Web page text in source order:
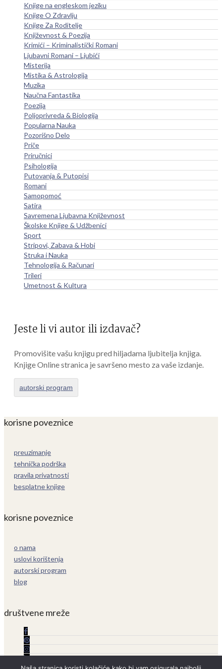
Knjige na engleskom jeziku
Knjige O Zdravlju
Knjige Za Roditelje
Književnost & Poezija
Krimići – Kriminalistički Romani
Ljubavni Romani – Ljubići
Misterija
Mistika & Astrologija
Muzika
Naučna Fantastika
Poezija
Poljoprivreda & Biologija
Popularna Nauka
Pozorišno Delo
Priče
Priručnici
Psihologija
Putovanja & Putopisi
Romani
Samopomoć
Satira
Savremena Ljubavna Književnost
Školske Knjige & Udžbenici
Sport
Stripovi, Zabava & Hobi
Struka i Nauka
Tehnologija & Računari
Trileri
Umetnost & Kultura
Jeste li vi autor ili izdavač?
Promovišite vašu knjigu pred hiljadama ljubitelja knjiga.
Knjige Online stranica je savršeno mesto za vaše izdanje.
autorski program
korisne poveznice
preuzimanje
tehnička podrška
pravila privatnosti
besplatne knjige
korisne poveznice
o nama
uslovi korištenja
autorski program
blog
društvene mreže